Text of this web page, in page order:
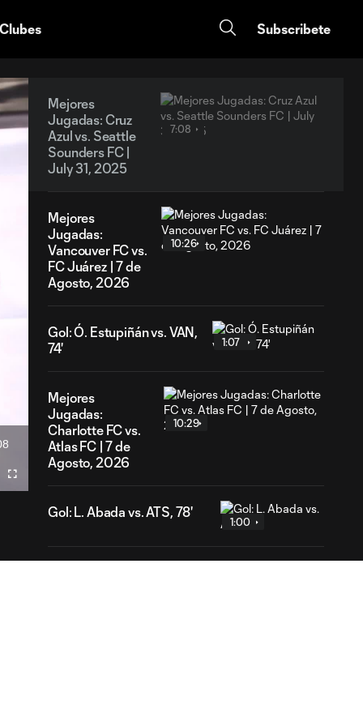
Subscribete
Fullscreen
Mejores
Jugadas: Cruz
Azul vs. Seattle
Sounders FC |
July 31, 2025
7:08
Mejores
Jugadas:
Vancouver FC vs.
FC Juárez | 7 de
Agosto, 2026
10:26
Gol: Ó. Estupiñán vs. VAN,
74'
1:07
Mejores
Jugadas:
Charlotte FC vs.
Atlas FC | 7 de
Agosto, 2026
10:29
Gol: L. Abada vs. ATS, 78'
1:00